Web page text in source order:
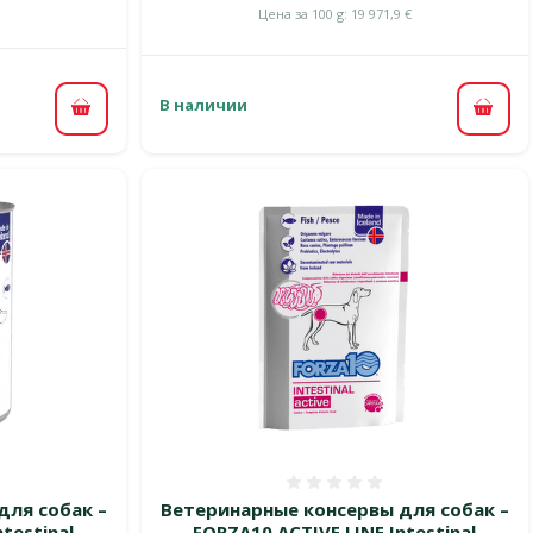
В корзину
Цена за 100 g: 19 971,9 €
В наличии
В
собак –
Ветеринарные консервы для собак –